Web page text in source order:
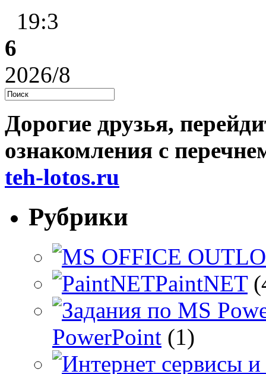
19:3
6
2026/8
Дорогие друзья,
ознакомления с
teh-lotos.ru
Рубрики
PaintNET
PowerPoint (1)